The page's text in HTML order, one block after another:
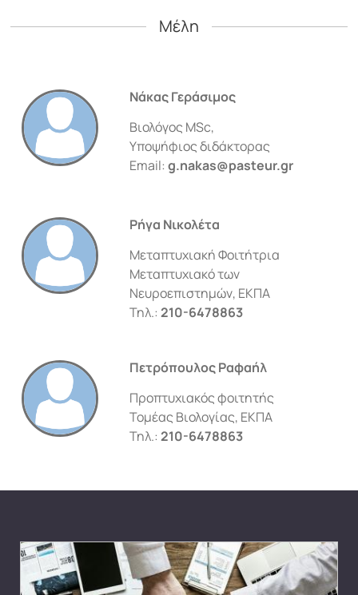
Μέλη
Νάκας Γεράσιμος
Βιολόγος MSc,
Υποψήφιος διδάκτορας
Email: g.nakas@pasteur.gr
Ρήγα Νικολέτα
Μεταπτυχιακή Φοιτήτρια
Μεταπτυχιακό των
Νευροεπιστημών, ΕΚΠΑ
Τηλ.: 210-6478863
Πετρόπουλος Ραφαήλ
Προπτυχιακός φοιτητής
Τομέας Βιολογίας, ΕΚΠΑ
Τηλ.: 210-6478863